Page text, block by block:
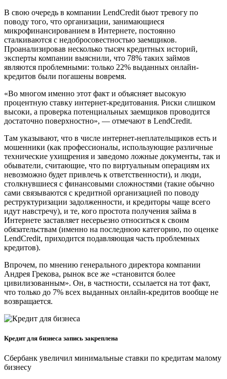
В свою очередь в компании LendCredit бьют тревогу по
поводу того, что организации, занимающиеся
микрофинансированием в Интернете, постоянно
сталкиваются с недобросовестностью заемщиков.
Проанализировав несколько тысяч кредитных историй,
эксперты компании выяснили, что 78% таких займов
являются проблемными: только 22% выданных онлайн-
кредитов были погашены вовремя.
«Во многом именно этот факт и объясняет высокую
процентную ставку интернет-кредитования. Риски слишком
высоки, а проверка потенциальных заемщиков проводится
достаточно поверхностно», — отмечают в LendCredit.
Там указывают, что в числе интернет-неплательщиков есть и
мошенники (как профессионалы, использующие различные
технические ухищрения и заведомо ложные документы, так и
обыватели, считающие, что по виртуальным операциям их
невозможно будет привлечь к ответственности), и люди,
столкнувшиеся с финансовыми сложностями (такие обычно
сами связываются с кредитной организацией по поводу
реструктуризации задолженности, и кредиторы чаще всего
идут навстречу), и те, кого простота получения займа в
Интернете заставляет несерьезно относиться к своим
обязательствам (именно на последнюю категорию, по оценке
LendCredit, приходится подавляющая часть проблемных
кредитов).
Впрочем, по мнению генерального директора компании
Андрея Грекова, рынок все же «становится более
цивилизованным». Он, в частности, ссылается на тот факт,
что только до 7% всех выданных онлайн-кредитов вообще не
возвращается.
Кредит для бизнеса запись закреплена
Сбербанк увеличил минимальные ставки по кредитам малому
бизнесу